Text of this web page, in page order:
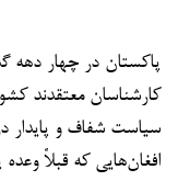
پاکستان در چهار دهه
کارشناسان معتقدند
سیاست شفاف و پایدار
افغان‌هایی که قبلاً وعده